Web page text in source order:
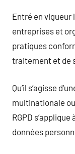
Entré en vigueur
entreprises et
pratiques
traitement et de
Qu’il s’agisse
multinationale
RGPD
données